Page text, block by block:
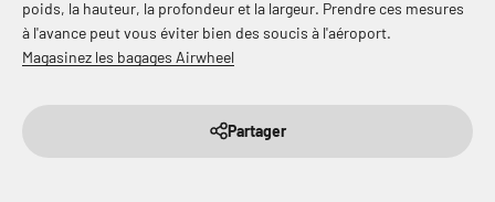
poids, la hauteur, la profondeur et la largeur. Prendre ces mesures
à l'avance peut vous éviter bien des soucis à l'aéroport.
Magasinez les bagages Airwheel
Partager